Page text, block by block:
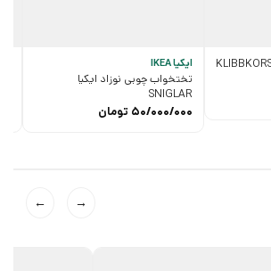
ایکیا IKEA
تختخواب چوبی نوزاد ایکیا
SNIGLAR
50/000/000 تومان
→
←